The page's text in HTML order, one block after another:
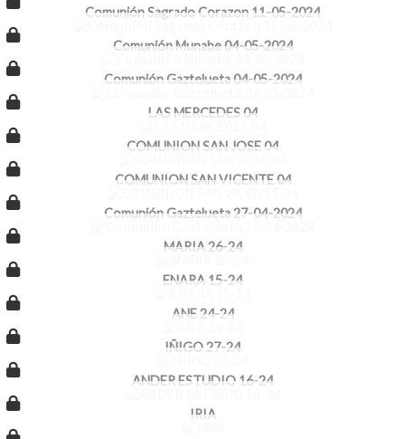
Comunión Sagrado Corazon 11-05-2024
Comunión Munabe 04-05-2024
Comunión Gaztelueta 04-05-2024
LAS MERCEDES 04
COMUNION SAN JOSE 04
COMUNION SAN VICENTE 04
Comunión Gaztelueta 27-04-2024
MARIA 26-24
ENARA 15-24
ANE 24-24
IÑIGO 27-24
ANDER ESTUDIO 16-24
IRIA